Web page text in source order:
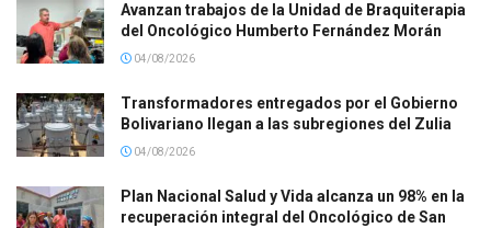
Avanzan trabajos de la Unidad de Braquiterapia
del Oncológico Humberto Fernández Morán
04/08/2026
Transformadores entregados por el Gobierno
Bolivariano llegan a las subregiones del Zulia
04/08/2026
Plan Nacional Salud y Vida alcanza un 98% en la
recuperación integral del Oncológico de San